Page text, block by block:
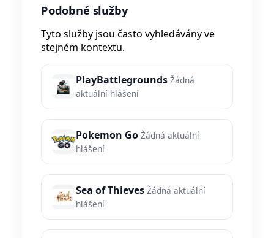
Podobné služby
Tyto služby jsou často vyhledávány ve
stejném kontextu.
PlayBattlegrounds Žádná
aktuální hlášení
Pokemon Go Žádná aktuální
hlášení
Sea of Thieves Žádná aktuální
hlášení